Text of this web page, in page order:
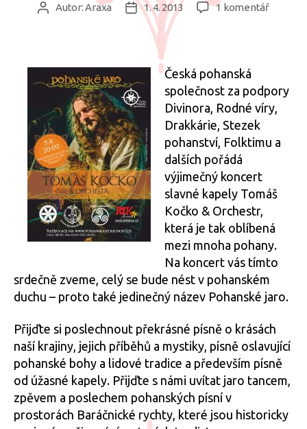
AutorAutor:Araxa
Datum
příspěvku
1. 4. 2013 1 komentářu
Tomáš
Kočko
Česká pohanská
společnost za podpory
Divinora, Rodné víry,
Drakkárie, Stezek
pohanství, Folktimu a
dalších pořádá
výjimečný koncert
slavné kapely Tomáš
Kočko & Orchestr,
která je tak oblíbená
mezi mnoha pohany.
Na koncert vás tímto
srdečně zveme, celý se bude nést v pohanském
duchu – proto také jedinečný název Pohanské jaro.
Přijďte si poslechnout překrásné písně o krásách
naší krajiny, jejich příběhů a mystiky, písně oslavující
pohanské bohy a lidové tradice a především písně
od úžasné kapely. Přijďte s námi uvítat jaro tancem,
zpěvem a poslechem pohanských písní v
prostorách Baráčnické rychty, které jsou historicky